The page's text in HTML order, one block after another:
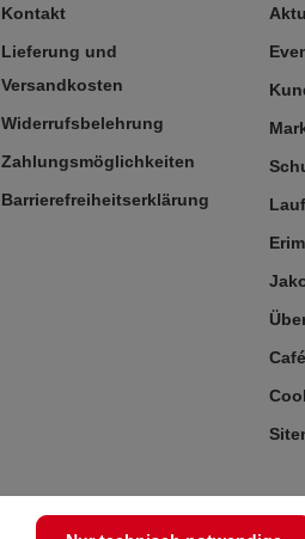
Kontakt
Lieferung und
Versandkosten
Widerrufsbelehrung
Zahlungsmöglichkeiten
Barrierefreiheitserklärung
Café